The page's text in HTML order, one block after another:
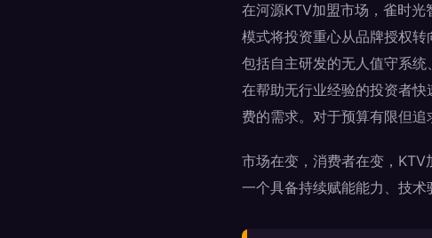
在河源KTV加盟市场，雀时
模式将投资重心从品牌授权
包括自主研发的无人值守系
在帮助无行业经验的投资者
费的需求。对于预算有限但追
市场在变，消费者在变，
一个具备持续赋能能力、技术